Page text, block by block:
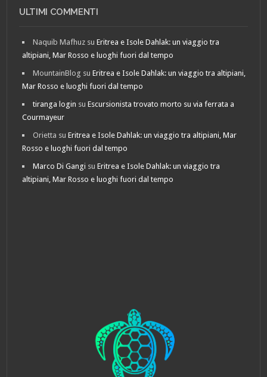
ULTIMI COMMENTI
Naquib Mafhuz suEritrea e Isole Dahlak: un viaggio tra
altipiani, Mar Rosso e luoghi fuori dal tempo
MountainBlog suEritrea e Isole Dahlak: un viaggio tra altipiani,
Mar Rosso e luoghi fuori dal tempo
tiranga login suEscursionista trovato morto su via ferrata a
Courmayeur
Orietta suEritrea e Isole Dahlak: un viaggio tra altipiani, Mar
Rosso e luoghi fuori dal tempo
Marco Di Gangi suEritrea e Isole Dahlak: un viaggio tra
altipiani, Mar Rosso e luoghi fuori dal tempo